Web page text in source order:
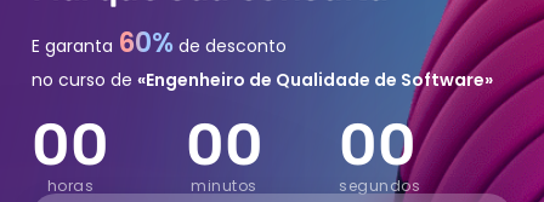
E garanta 60% de desconto
no curso de «Engenheiro de Qualidade de Software»
00
horas
00
minutos
00
segundos